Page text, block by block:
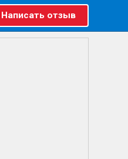
Написать отзыв